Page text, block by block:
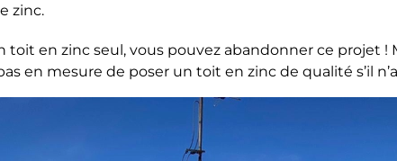
zinc.
toit en zinc seul, vous pouvez abandonner ce projet !
en mesure de poser un toit en zinc de qualité s’il